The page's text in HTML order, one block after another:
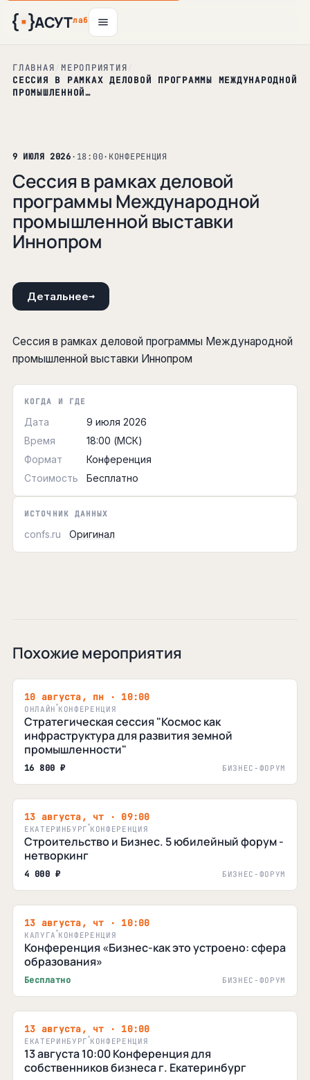
АСУТлаб
ГЛАВНАЯ МЕРОПРИЯТИЯ
СЕССИЯ В РАМКАХ ДЕЛОВОЙ ПРОГРАММЫ МЕЖДУНАРОДНОЙ
ПРОМЫШЛЕННОЙ…
9 ИЮЛЯ 2026· 18:00· КОНФЕРЕНЦИЯ
Сессия в рамках деловой
программы Международной
промышленной выставки
Иннопром
Детальнее→
Сессия в рамках деловой программы Международной
промышленной выставки Иннопром
КОГДА И ГДЕ
Дата
9 июля 2026
Время
18:00 (МСК)
Формат
Конференция
Стоимость
Бесплатно
ИСТОЧНИК ДАННЫХ
confs.ru Оригинал
Похожие мероприятия
10 авг
10 августа, пн · 10:00
ОНЛАЙН КОНФЕРЕНЦИЯ
Стратегическая сессия "Космос как
инфраструктура для развития земной
промышленности"
16 800 ₽ БИЗНЕС-ФОРУМ
13 авг
13 августа, чт · 09:00
ЕКАТЕРИНБУРГ КОНФЕРЕНЦИЯ
Строительство и Бизнес. 5 юбилейный форум -
нетворкинг
4 000 ₽ БИЗНЕС-ФОРУМ
13 авг
13 августа, чт · 10:00
КАЛУГА КОНФЕРЕНЦИЯ
Конференция «Бизнес-как это устроено: сфера
образования»
Бесплатно БИЗНЕС-ФОРУМ
13 авг
13 августа, чт · 10:00
ЕКАТЕРИНБУРГ КОНФЕРЕНЦИЯ
13 августа 10:00 Конференция для
собственников бизнеса г. Екатеринбург